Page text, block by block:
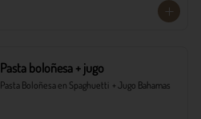
Pasta boloñesa + jugo
Pasta Boloñesa en Spaghuetti  + Jugo Bahamas